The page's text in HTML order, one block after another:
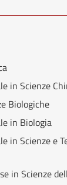
in Scienze
Biologiche
in Biologia
in Scienze e
in Scienze